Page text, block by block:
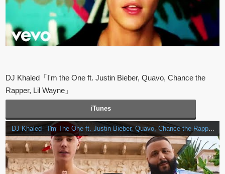
DJ Khaled「I'm the One ft. Justin Bieber, Quavo, Chance the
Rapper, Lil Wayne」
iTunes